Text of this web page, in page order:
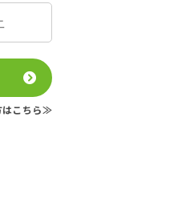
はこちら≫